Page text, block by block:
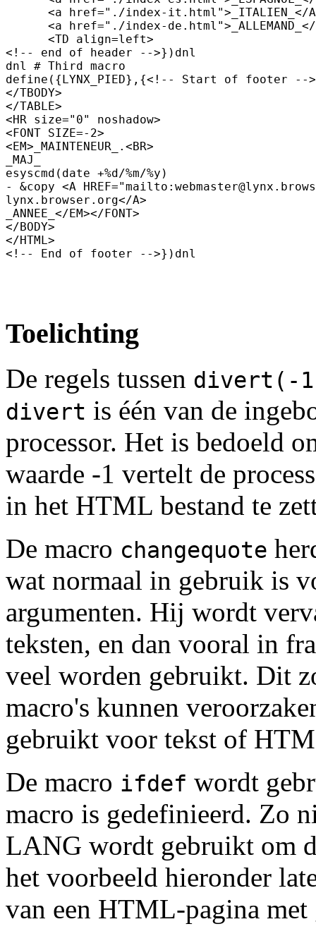
<a href="./index-it.html">_ITALIEN_</
<a href="./index-
      <TD align=left>
<!-- end of header -->})dnl
dnl # Third macro
define({LYNX_PIED},{<!-- Start of footer -->
</TBODY>
</TABLE>
<HR size="0" noshadow>
<FONT SIZE=-2>
<EM>_MAINTENEUR_.<BR>
_MAJ_
esyscmd(date +%d/%m/%y)
- &copy <A
lynx.browser.org</A>
_ANNEE_</EM></FONT>
</BODY>
</HTML>
Toelichting
De regels tussen divert(-
divert is één van de
processor. Het is bedoeld
waarde -1 vertelt de
in het HTML bestand te
De macro changequote
wat normaal in gebruik is
argumenten. Hij wordt
teksten, en dan vooral in
veel worden gebruikt. Dit
macro's kunnen
gebruikt voor tekst of
De macro ifdef wordt
macro is gedefinieerd. Zo
LANG wordt gebruikt om
het voorbeeld hieronder
van een HTML-pagina